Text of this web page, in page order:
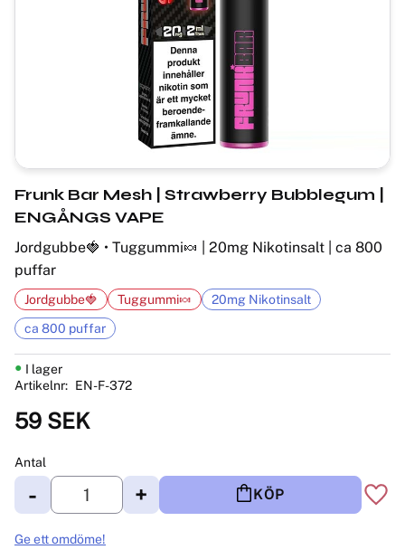
Frunk Bar Mesh | Strawberry Bubblegum |
ENGÅNGS VAPE
Jordgubbe🍓 • Tuggummi🍬 | 20mg Nikotinsalt | ca 800
puffar
59 SEK
Antal
+
- KÖP
I lager
Artikelnr
EN-F-372
Jordgubbe🍓 Tuggummi🍬
20mg Nikotinsalt
ca 800 puffar
Ge ett omdöme!